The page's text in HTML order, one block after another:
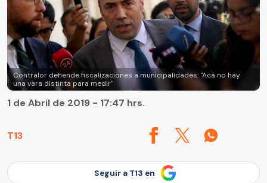
Contralor defiende fiscalizaciones a municipalidades: "Acá no hay
una vara distinta para medir"
T13
1 de Abril de 2019 - 17:47 hrs.
Seguir a T13 en